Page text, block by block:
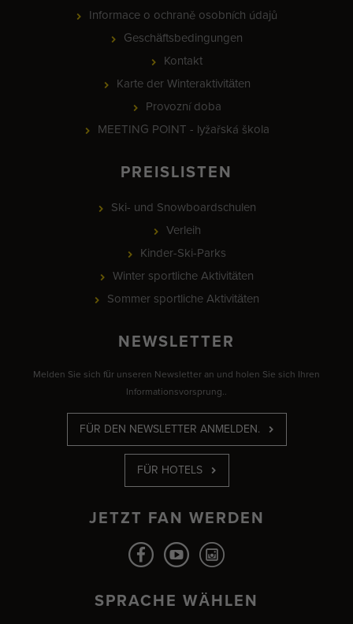
Informace o ochraně osobních údajů
Geschäftsbedingungen
Kontakt
Karte der Winteraktivitäten
Provozní doba
MEETING POINT - lyžařská škola
PREISLISTEN
Ski- und Snowboardschulen
Verleih
Kinder-Ski-Parks
Winter sportliche Aktivitäten
Sommer sportliche Aktivitäten
NEWSLETTER
Melden Sie sich für unseren Newsletter an und holen Sie sich Ihren
Informationsvorsprung..
FÜR DEN NEWSLETTER ANMELDEN.
FÜR HOTELS
JETZT FAN WERDEN
SPRACHE WÄHLEN